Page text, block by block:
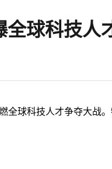
球科技人
全球科技人才争夺大战